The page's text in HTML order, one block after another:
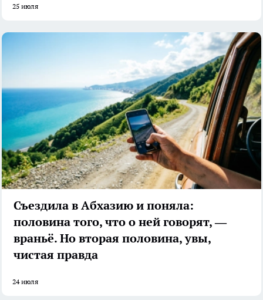
25 июля
Съездила в Абхазию и поняла:
половина того, что о ней говорят, —
враньё. Но вторая половина, увы,
чистая правда
24 июля